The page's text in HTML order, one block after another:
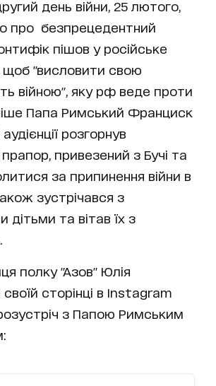
день війни, 25 лютого,
про безпрецедентний
пішов у російське
щоб "висловити свою
війною", яку рф веде проти
Папа Римський Франциск
розгорнув
привезений з Бучі та
за припинення війни в
зустрічався з
дітьми та вітав їх з
полку "Азов" Юлія
сторінці в Instagram
з Папою Римським